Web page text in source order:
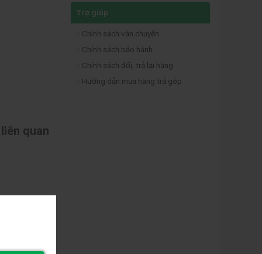
Trợ giúp
Chính sách vận chuyển
Chính sách bảo hành
Chính sách đổi, trả lại hàng
Hướng dẫn mua hàng trả góp
quan